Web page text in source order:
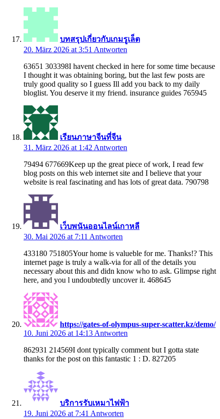
บทสรุปเกี่ยวกับเกมรูเล็ต
20. März 2026 at 3:51 Antworten
63651 303398I havent checked in here for some time because
I thought it was obtaining boring, but the last few posts are
truly good quality so I guess Ill add you back to my daily
bloglist. You deserve it my friend. insurance guides 765945
เรียนภาษาจีนที่จีน
31. März 2026 at 1:42 Antworten
79494 677669Keep up the great piece of work, I read few
blog posts on this web internet site and I believe that your
website is real fascinating and has lots of great data. 790798
เว็บพนันออนไลน์เกาหลี
30. Mai 2026 at 7:11 Antworten
433180 751805Your home is valueble for me. Thanks!? This
internet page is truly a walk-via for all of the details you
necessary about this and didn know who to ask. Glimpse right
here, and you l undoubtedly uncover it. 468645
https://gates-of-olympus-super-scatter.kz/demo/
10. Juni 2026 at 14:13 Antworten
862931 214569I dont typically comment but I gotta state
thanks for the post on this fantastic 1 : D. 827205
บริการรับเหมาไฟฟ้า
19. Juni 2026 at 7:41 Antworten